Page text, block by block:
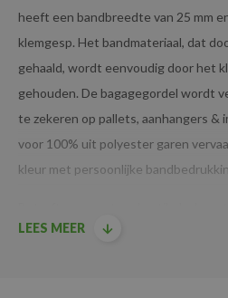
heeft een bandbreedte van 25 mm
klemgesp. Het bandmateriaal, dat
gehaald, wordt eenvoudig door het
gehouden. De bagagegordel wordt
te zekeren op pallets, aanhangers &
voor 100% uit polyester garen
kleur met persoonlijke
LEES MEER